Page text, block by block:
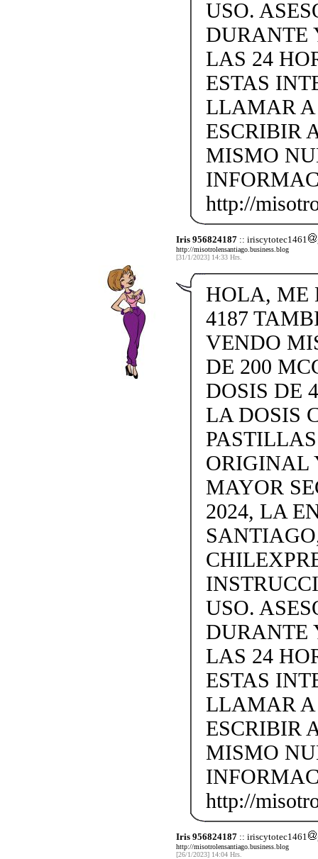
USO.
DURANTE
LAS 24
ESTAS
LLAMAR A
ESCRIBIR
MISMO
http://
Iris 956824187:: iriscytotec1461
http://misotrolensantiago.business.blog
[31/1/2023] 14:33 Hrs.
HOLA, ME
4187
VENDO
DE 200
DOSIS DE
LA DOSIS
ORIGINAL
MAYOR
2024, LA
USO.
DURANTE
LAS 24
ESTAS
LLAMAR A
ESCRIBIR
MISMO
http://
Iris 956824187:: iriscytotec1461
http://misotrolensantiago.business.blog
[26/1/2023] 14:04 Hrs.